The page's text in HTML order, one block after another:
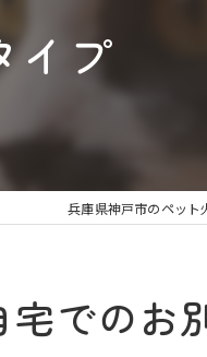
イプ
兵庫県神戸市のペット
でのお